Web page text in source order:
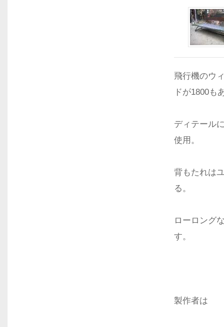
飛行機のウ
ドが1800も
ディテール
使用。
背もたれは
る。
ローロング
す。
製作者は